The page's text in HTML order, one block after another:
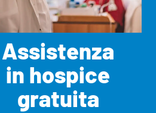
Assistenza
in hospice
gratuita